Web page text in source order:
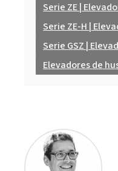
Serie ZE |
Serie ZE-H |
Serie GSZ |
Elevadores de